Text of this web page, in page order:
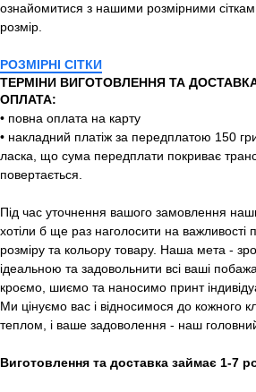
ознайомитися з нашими розмірними
розмір.
РОЗМІРНІ СІТКИ
ТЕРМІНИ ВИГОТОВЛЕННЯ ТА
ОПЛАТА:
• повна оплата на карту
• накладний платіж за передплатою 150
ласка, що сума передплати покриває
повертається.
Під час уточнення вашого замовлення
хотіли б ще раз наголосити на важливості
розміру та кольору товару. Наша мета -
ідеальною та задовольнити всі ваші
кроємо, шиємо та наносимо принт
Ми цінуємо вас і відносимося до кожного
теплом, і ваше задоволення - наш
Виготовлення та доставка займає 1-7